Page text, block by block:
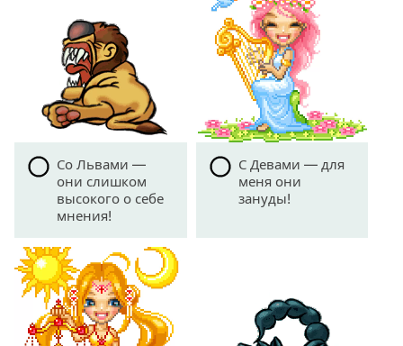
Со Львами —
они слишком
высокого о себе
мнения!
С Девами — для
меня они
зануды!